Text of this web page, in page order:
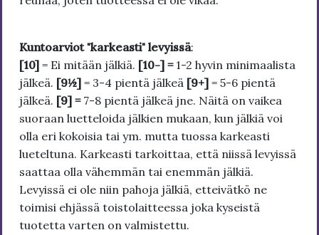
Kuntoarviot "karkeasti" levyissä:
[10] = Ei mitään jälkiä. [10-] = 1-2 hyvin minimaalista
jälkeä. [9½] = 3-4 pientä jälkeä [9+] = 5-6 pientä
jälkeä. [9] = 7-8 pientä jälkeä jne. Näitä on vaikea
suoraan luetteloida jälkien mukaan, kun jälkiä voi
olla eri kokoisia tai ym. mutta tuossa karkeasti
lueteltuna. Karkeasti tarkoittaa, että niissä levyissä
saattaa olla vähemmän tai enemmän jälkiä.
Levyissä ei ole niin pahoja jälkiä, etteivätkö ne
toimisi ehjässä toistolaitteessa joka kyseistä
tuotetta varten on valmistettu.